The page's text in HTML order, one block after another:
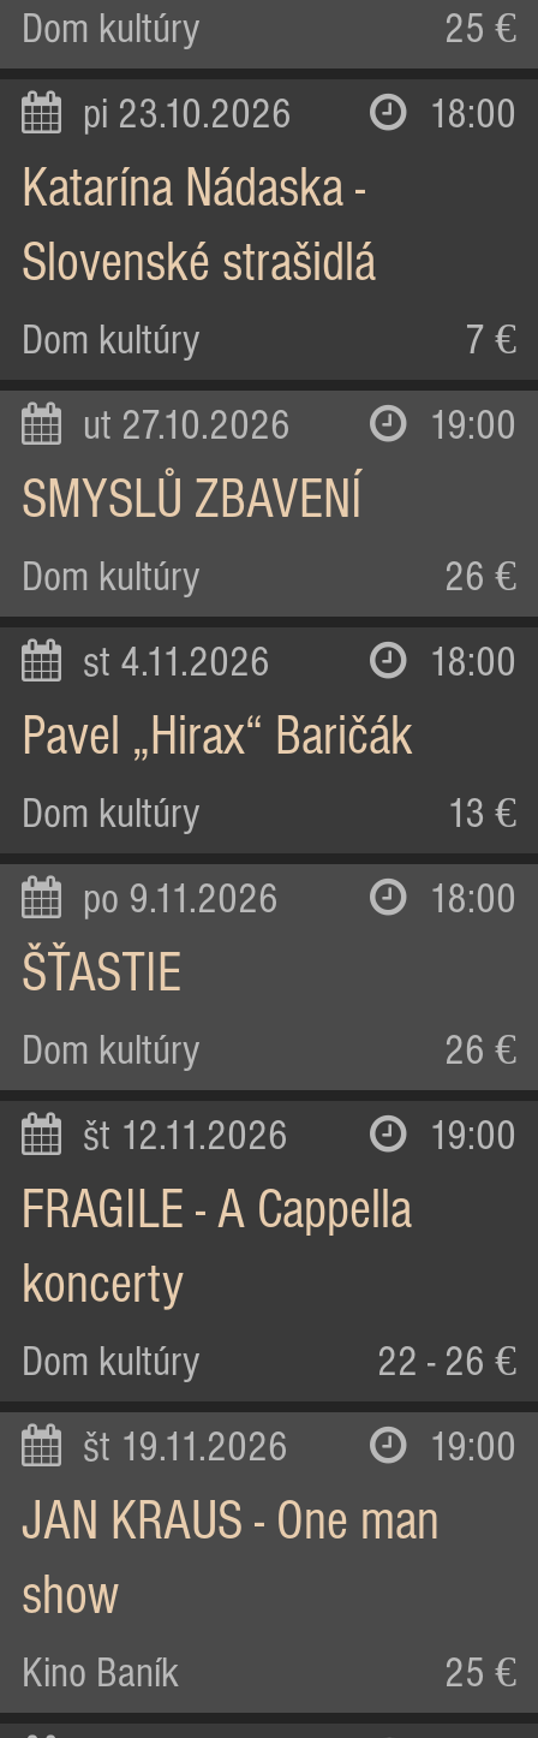
Dom kultúry 25 €
pi 23.10.2026 18:00
Katarína Nádaska -
Slovenské strašidlá
Dom kultúry 7 €
ut 27.10.2026 19:00
SMYSLŮ ZBAVENÍ
Dom kultúry 26 €
st 4.11.2026 18:00
Pavel „Hirax“ Baričák
Dom kultúry 13 €
po 9.11.2026 18:00
ŠŤASTIE
Dom kultúry 26 €
št 12.11.2026 19:00
FRAGILE - A Cappella
koncerty
Dom kultúry 22 - 26 €
št 19.11.2026 19:00
JAN KRAUS - One man
show
Kino Baník 25 €